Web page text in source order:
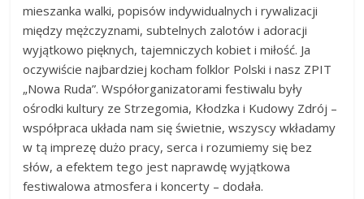
mieszanka walki, popisów indywidualnych i rywalizacji
między mężczyznami, subtelnych zalotów i adoracji
wyjątkowo pięknych, tajemniczych kobiet i miłość. Ja
oczywiście najbardziej kocham folklor Polski i nasz ZPIT
„Nowa Ruda”. Współorganizatorami festiwalu były
ośrodki kultury ze Strzegomia, Kłodzka i Kudowy Zdrój –
współpraca układa nam się świetnie, wszyscy wkładamy
w tą imprezę dużo pracy, serca i rozumiemy się bez
słów, a efektem tego jest naprawdę wyjątkowa
festiwalowa atmosfera i koncerty – dodała.